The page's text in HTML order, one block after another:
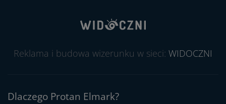
Reklama i budowa wizerunku w sieci: WIDOCZNI
Dlaczego Protan Elmark?